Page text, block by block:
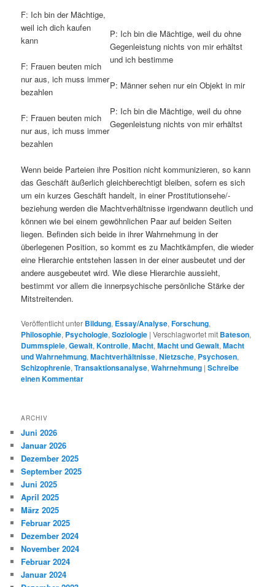
F: Ich bin der Mächtige,
weil ich dich kaufen
kann
F: Frauen beuten mich
nur aus, ich muss immer
bezahlen
F: Frauen beuten mich
nur aus, ich muss immer
bezahlen
P: Ich bin die Mächtige, weil du ohne
Gegenleistung nichts von mir erhältst
und ich bestimme
P: Männer sehen nur ein Objekt in mir
P: Ich bin die Mächtige, weil du ohne
Gegenleistung nichts von mir erhältst
Wenn beide Parteien ihre Position nicht kommunizieren, so kann
das Geschäft äußerlich gleichberechtigt bleiben, sofern es sich
um ein kurzes Geschäft handelt, in einer Prostitutionsehe/-
beziehung werden die Machtverhältnisse irgendwann deutlich und
können wie bei einem gewöhnlichen Paar auf beiden Seiten
liegen. Befinden sich beide in ihrer Wahrnehmung in der
überlegenen Position, so kommt es zu Machtkämpfen, die wieder
eine Hierarchie entstehen lassen in der einer ausbeutet und der
andere ausgebeutet wird. Wie diese Hierarchie aussieht,
bestimmt vor allem die innerpsychische persönliche Stärke der
Mitstreitenden.
Veröffentlicht unter Bildung, Essay/Analyse,Forschung,
Philosophie, Psychologie,Soziologie |Verschlagwortet mit Bateson,
Dummspiele,Gewalt,Kontrolle,Macht,Macht und Gewalt,Macht
und Wahrnehmung,Machtverhältnisse,Nietzsche, Psychosen,
Schizophrenie,Transaktionsanalyse,Wahrnehmung |Schreibe
einen Kommentar
ARCHIV
Juni 2026
Januar 2026
Dezember 2025
September 2025
Juni 2025
April 2025
März 2025
Februar 2025
Dezember 2024
November 2024
Februar 2024
Januar 2024